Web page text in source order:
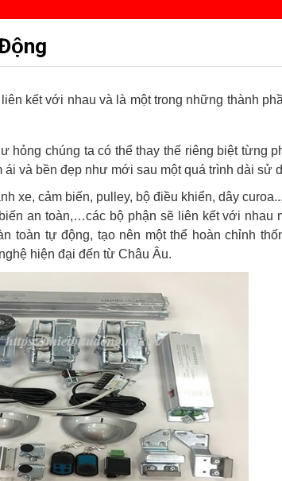
kết với nhau và là một trong những thành
hỏng chúng ta có thể thay thế riêng biệt từng
và bền đẹp như mới sau một quá trình dài sử
xe, cảm biến, pulley, bộ điều khiển, dây
an toàn,…các bộ phận sẽ liên kết với nhau
toàn tự động, tạo nên một thể hoàn chỉnh
hiện đại đến từ Châu Âu.